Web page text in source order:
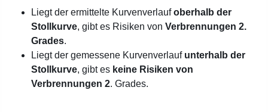
Liegt der ermittelte Kurvenverlaufoberhalb der
Stollkurve, gibt es Risiken von Verbrennungen 2.
Grades.
Liegt der gemessene Kurvenverlauf unterhalb der
Stollkurve, gibt es keine Risiken von
Verbrennungen 2. Grades.